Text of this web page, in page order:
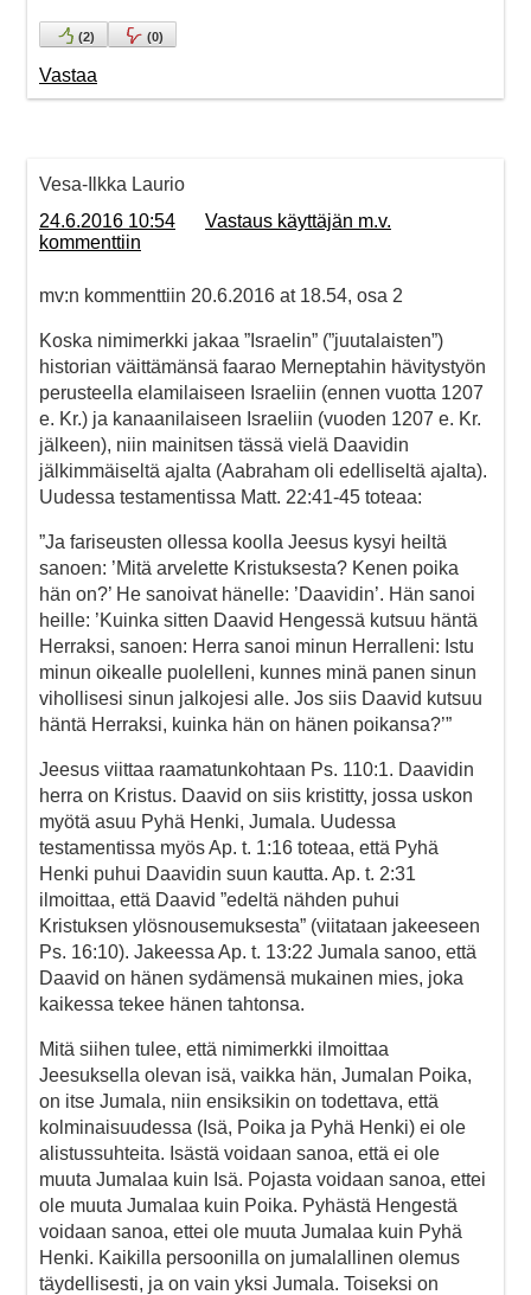
(2) (0)
Vastaa
Vesa-Ilkka Laurio
24.6.2016 10:54
Vastaus käyttäjän m.v.
kommenttiin
mv:n kommenttiin 20.6.2016 at 18.54, osa 2
Koska nimimerkki jakaa ”Israelin” (”juutalaisten”)
historian väittämänsä faarao Merneptahin hävitystyön
perusteella elamilaiseen Israeliin (ennen vuotta 1207
e. Kr.) ja kanaanilaiseen Israeliin (vuoden 1207 e. Kr.
jälkeen), niin mainitsen tässä vielä Daavidin
jälkimmäiseltä ajalta (Aabraham oli edelliseltä ajalta).
Uudessa testamentissa Matt. 22:41-45 toteaa:
”Ja fariseusten ollessa koolla Jeesus kysyi heiltä
sanoen: ’Mitä arvelette Kristuksesta? Kenen poika
hän on?’ He sanoivat hänelle: ’Daavidin’. Hän sanoi
heille: ’Kuinka sitten Daavid Hengessä kutsuu häntä
Herraksi, sanoen: Herra sanoi minun Herralleni: Istu
minun oikealle puolelleni, kunnes minä panen sinun
vihollisesi sinun jalkojesi alle. Jos siis Daavid kutsuu
häntä Herraksi, kuinka hän on hänen poikansa?’”
Jeesus viittaa raamatunkohtaan Ps. 110:1. Daavidin
herra on Kristus. Daavid on siis kristitty, jossa uskon
myötä asuu Pyhä Henki, Jumala. Uudessa
testamentissa myös Ap. t. 1:16 toteaa, että Pyhä
Henki puhui Daavidin suun kautta. Ap. t. 2:31
ilmoittaa, että Daavid ”edeltä nähden puhui
Kristuksen ylösnousemuksesta” (viitataan jakeeseen
Ps. 16:10). Jakeessa Ap. t. 13:22 Jumala sanoo, että
Daavid on hänen sydämensä mukainen mies, joka
kaikessa tekee hänen tahtonsa.
Mitä siihen tulee, että nimimerkki ilmoittaa
Jeesuksella olevan isä, vaikka hän, Jumalan Poika,
on itse Jumala, niin ensiksikin on todettava, että
kolminaisuudessa (Isä, Poika ja Pyhä Henki) ei ole
alistussuhteita. Isästä voidaan sanoa, että ei ole
muuta Jumalaa kuin Isä. Pojasta voidaan sanoa, ettei
ole muuta Jumalaa kuin Poika. Pyhästä Hengestä
voidaan sanoa, ettei ole muuta Jumalaa kuin Pyhä
Henki. Kaikilla persoonilla on jumalallinen olemus
täydellisesti, ja on vain yksi Jumala. Toiseksi on